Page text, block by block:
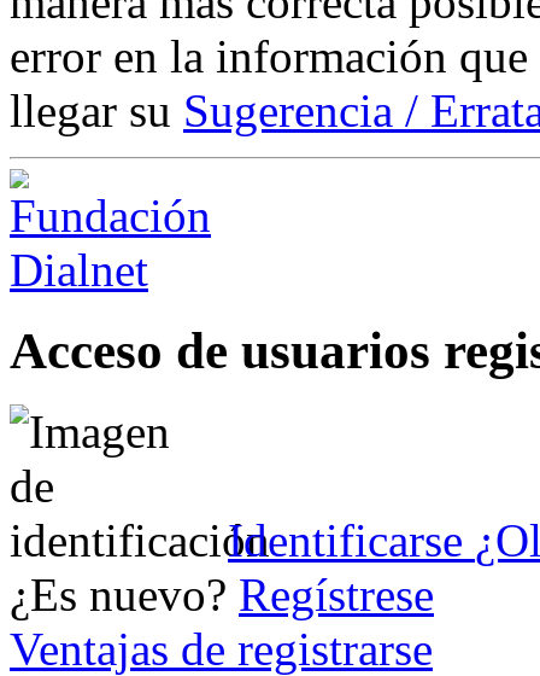
error en la información
llegar su Sugerencia /
Acceso de usuarios
Identificarse
¿Es nuevo? Regístrese
Ventajas de registrarse